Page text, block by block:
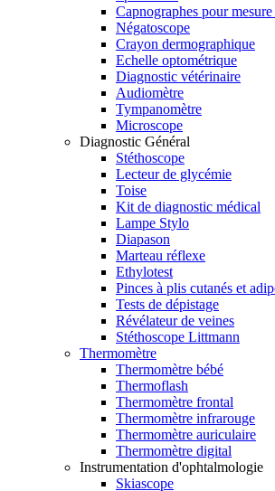
Capnographes pour
Négatoscope
Crayon dermographique
Echelle optométrique
Diagnostic vétérinaire
Audiomètre
Tympanomètre
Microscope
Diagnostic Général
Stéthoscope
Lecteur de glycémie
Toise
Kit de diagnostic médical
Lampe Stylo
Diapason
Marteau réflexe
Ethylotest
Pinces à plis cutanés et
Tests de dépistage
Révélateur de veines
Stéthoscope Littmann
Thermomètre
Thermomètre bébé
Thermoflash
Thermomètre frontal
Thermomètre infrarouge
Thermomètre auriculaire
Thermomètre digital
Instrumentation d'ophtalmologie
Skiascope